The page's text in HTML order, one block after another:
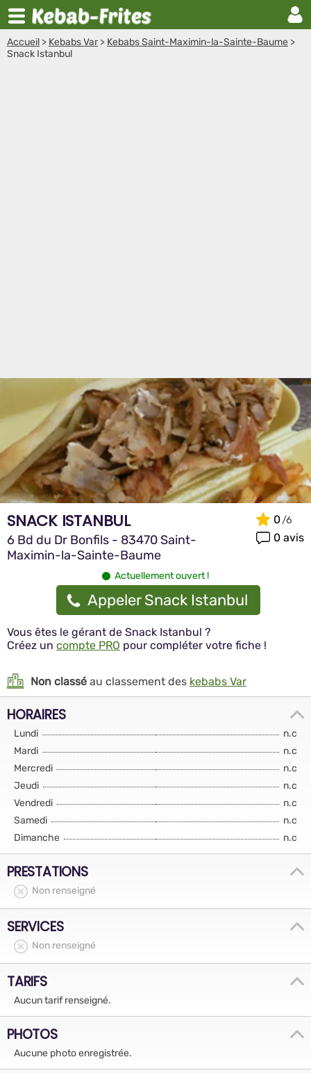
Accueil > Kebabs Var > Kebabs Saint-Maximin-la-Sainte-Baume >
Snack Istanbul
SNACK ISTANBUL
6 Bd du Dr Bonfils - 83470 Saint-
Maximin-la-Sainte-Baume
0
0 avis
Actuellement ouvert !
Appeler Snack Istanbul
Vous êtes le gérant de Snack Istanbul ?
Créez un compte PRO pour compléter votre fiche !
Non classé au classement des kebabs Var
HORAIRES
Lundi
n.c
Mardi
n.c
Mercredi
n.c
Jeudi
n.c
Vendredi
n.c
Samedi
n.c
Dimanche
n.c
PRESTATIONS
Non renseigné
SERVICES
Non renseigné
TARIFS
Aucun tarif renseigné.
PHOTOS
Aucune photo enregistrée.